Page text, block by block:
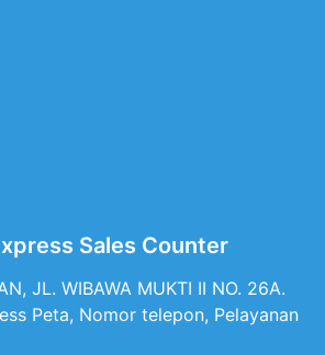
Sales Counter
JL. WIBAWA MUKTI II NO. 26A.
Peta, Nomor telepon, Pelayanan